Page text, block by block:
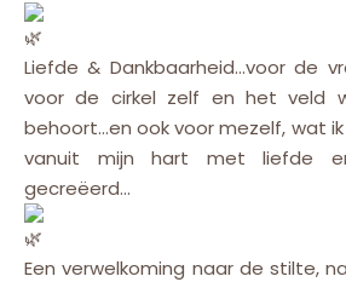
Liefde & Dankbaarheid…voor de
voor de cirkel zelf en het veld
behoort…en ook voor mezelf, wat
vanuit mijn hart met liefde
gecreëerd…
Een verwelkoming naar de stilte,